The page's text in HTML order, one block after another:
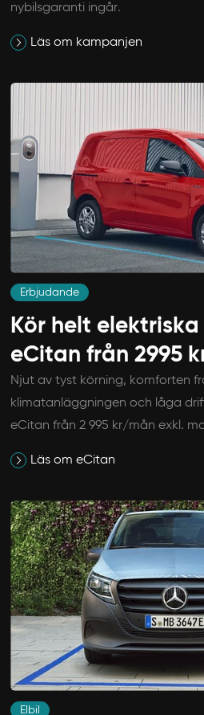
nybilsgaranti ingår.
Läs om kampanjen
Erbjudande
Kör helt
eCitan från 2995
Njut av tyst körning, komforten
klimatanläggningen och låga
eCitan från 2 995 kr/mån exkl.
Läs om eCitan
Elbil